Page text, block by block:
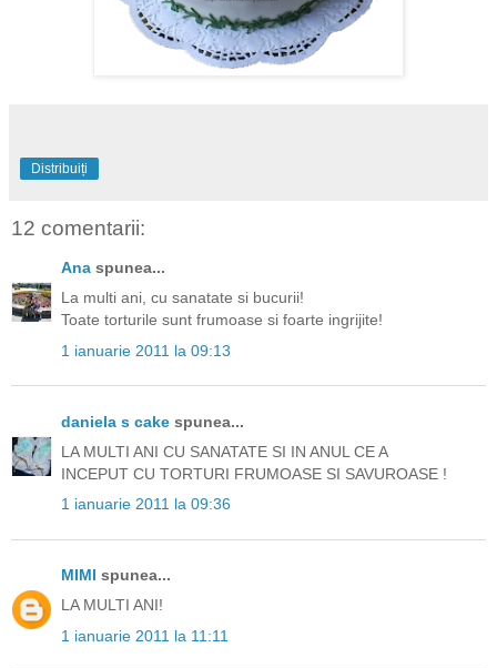
Distribuiți
12 comentarii:
Ana spunea...
La multi ani, cu sanatate si bucurii!
Toate torturile sunt frumoase si foarte ingrijite!
1 ianuarie 2011 la 09:13
daniela s cake spunea...
LA MULTI ANI CU SANATATE SI IN ANUL CE A
INCEPUT CU TORTURI FRUMOASE SI SAVUROASE !
1 ianuarie 2011 la 09:36
MIMI spunea...
LA MULTI ANI!
1 ianuarie 2011 la 11:11